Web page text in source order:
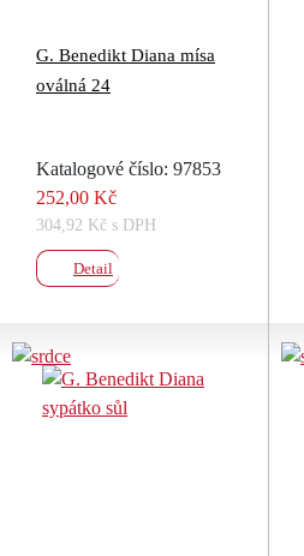
G. Benedikt Diana mísa
oválná 24
Katalogové číslo: 97853
252,00 Kč
304,92 Kč s DPH
Detail